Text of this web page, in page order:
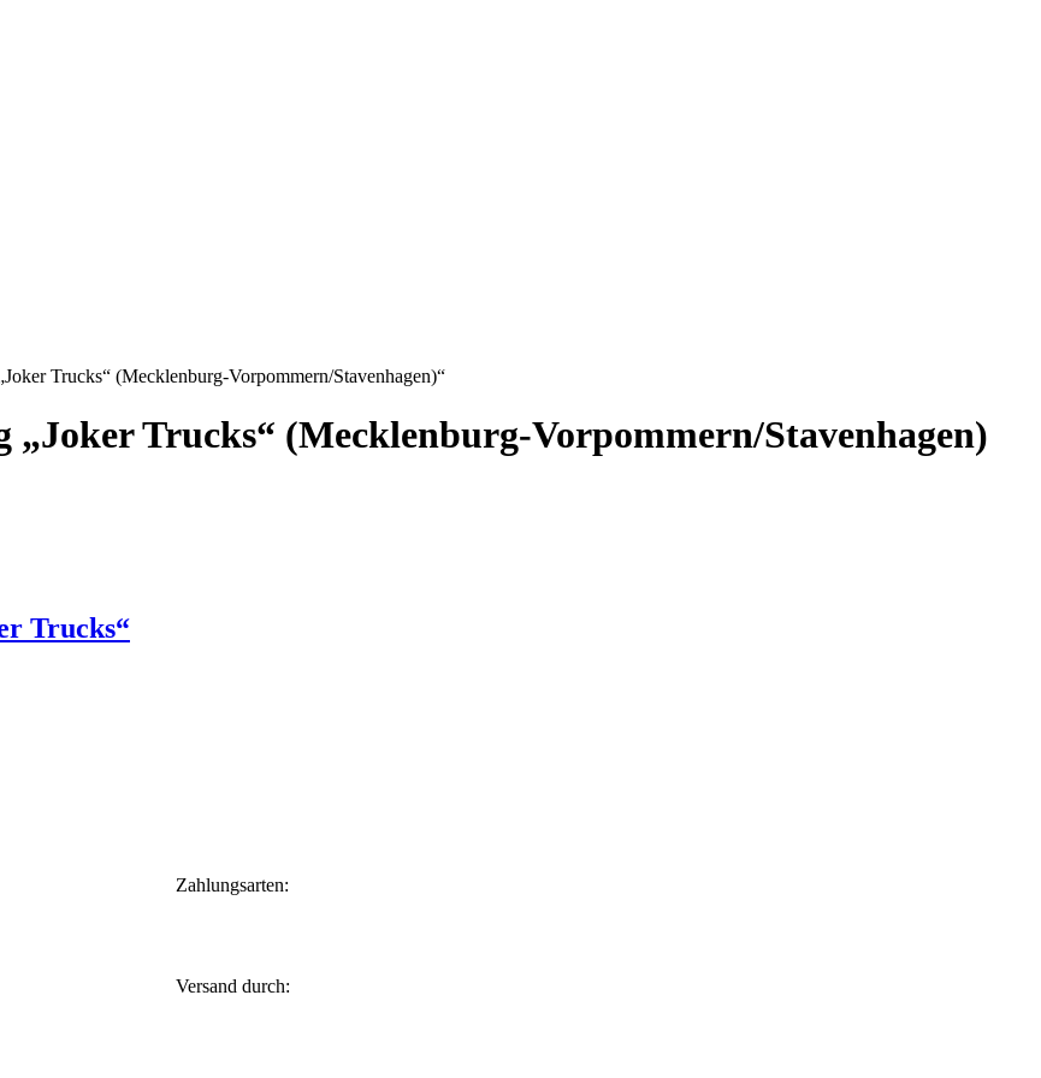
Trucks“ (Mecklenburg-Vorpommern/Stavenhagen)“
Trucks“ (Mecklenburg-Vorpommern/Stavenhagen)
Trucks“
Zahlungsarten:
Versand durch: